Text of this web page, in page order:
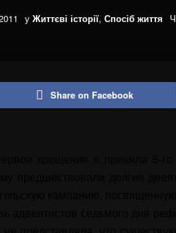
у Життєві історії, Спосіб життя
Share on Facebook